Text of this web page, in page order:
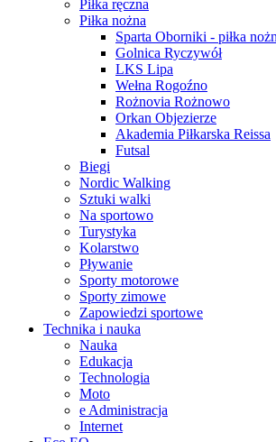
Piłka ręczna
Piłka nożna
Sparta Oborniki - piłka
Golnica Ryczywół
LKS Lipa
Wełna Rogoźno
Rożnovia Rożnowo
Orkan Objezierze
Akademia Piłkarska Reissa
Futsal
Biegi
Nordic Walking
Sztuki walki
Na sportowo
Turystyka
Kolarstwo
Pływanie
Sporty motorowe
Sporty zimowe
Zapowiedzi sportowe
Technika i nauka
Nauka
Edukacja
Technologia
Moto
e Administracja
Internet